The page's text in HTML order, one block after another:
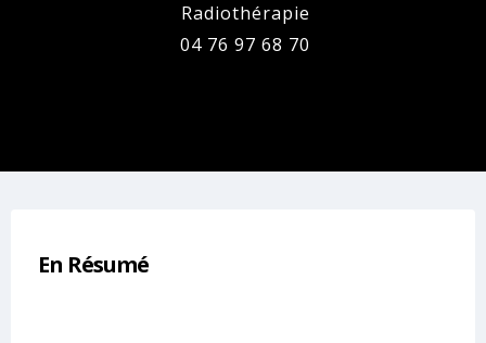
Radiothérapie
04 76 97 68 70
En Résumé